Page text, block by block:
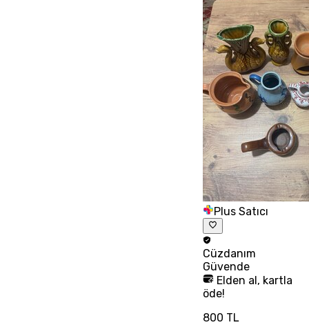
Plus Satıcı
Cüzdanım
Güvende
Elden al, kartla
öde!
800 TL